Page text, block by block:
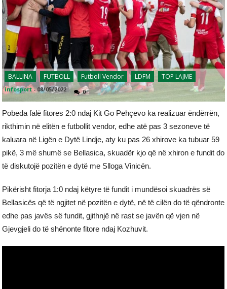
BALLINA FUTBOLL Futboll Vendor LDFM TOP LAJME
infosport -08/05/2022 0
Pobeda falë fitores 2:0 ndaj Kit Go Pehçevo ka realizuar ëndërrën,
rikthimin në elitën e futbollit vendor, edhe atë pas 3 sezoneve të
kaluara në Ligën e Dytë Lindje, aty ku pas 26 xhirove ka tubuar 59
pikë, 3 më shumë se Bellasica, skuadër kjo që në xhiron e fundit do
të diskutojë pozitën e dytë me Slloga Vinicën.
Pikërisht fitorja 1:0 ndaj këtyre të fundit i mundësoi skuadrës së
Bellasicës që të ngjitet në pozitën e dytë, në të cilën do të qëndronte
edhe pas javës së fundit, gjithnjë në rast se javën që vjen në
Gjevgjeli do të shënonte fitore ndaj Kozhuvit.